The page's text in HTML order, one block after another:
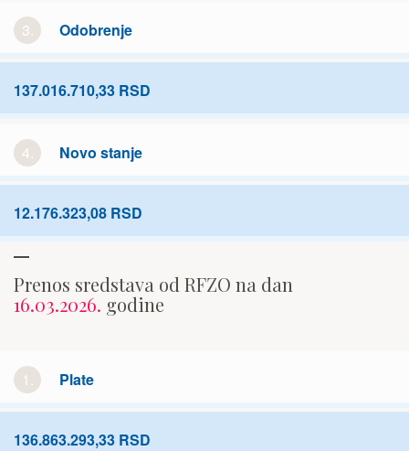
3. Odobrenje
137.016.710,33 RSD
4. Novo stanje
12.176.323,08 RSD
Prenos sredstava od RFZO na dan
16.03.2026. godine
1. Plate
136.863.293,33 RSD